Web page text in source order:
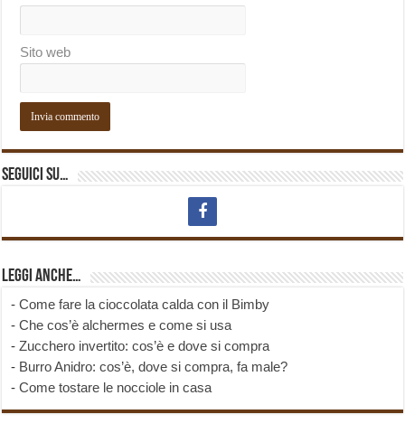
Sito web
Seguici su…
Leggi anche…
-Come fare la cioccolata calda con il Bimby
-Che cos’è alchermes e come si usa
-Zucchero invertito: cos’è e dove si compra
- Burro Anidro: cos’è, dove si compra, fa male?
-Come tostare le nocciole in casa